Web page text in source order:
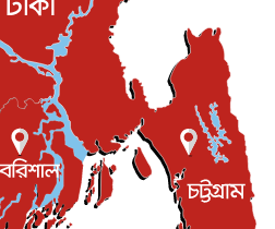
উৎসব, বিনা মূল্যে দেখা যাবে ৬ সিনেমা
৮ আগস্ট, ২০২৬
জুমার খুতবা : “কুরআন হোক জীবন দেখার
৭ আগস্ট, ২০২৬
রশিদ এনওয়াইপিডির উচ্চপদস্থ কর্মকর্তা
৬ আগস্ট, ২০২৬